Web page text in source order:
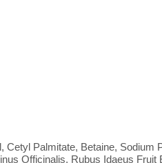
Palmitate, Betaine,
Officinalis, Rubus Idaeus